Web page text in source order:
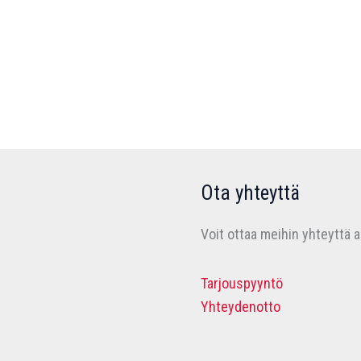
Ota yhteyttä
Voit ottaa meihin yhteyttä
Tarjouspyyntö
Yhteydenotto